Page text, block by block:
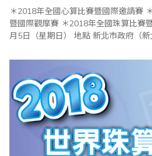
＊2018年全國心算比賽暨國際邀請賽 ＊2018年全國數學競技大賽
暨國際觀摩賽 ＊2018年全國珠算比賽暨國際邀請賽 時間 2018年8
月5日（星期日） 地點 新北市政府（新北市板橋區中山路1段161號